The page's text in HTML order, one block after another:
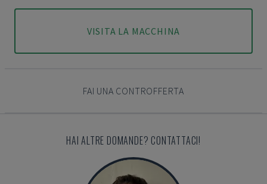
VISITA LA MACCHINA
FAI UNA CONTROFFERTA
HAI ALTRE DOMANDE? CONTATTACI!